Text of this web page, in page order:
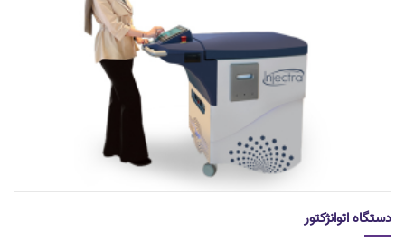
دستگاه اتوانژکتور